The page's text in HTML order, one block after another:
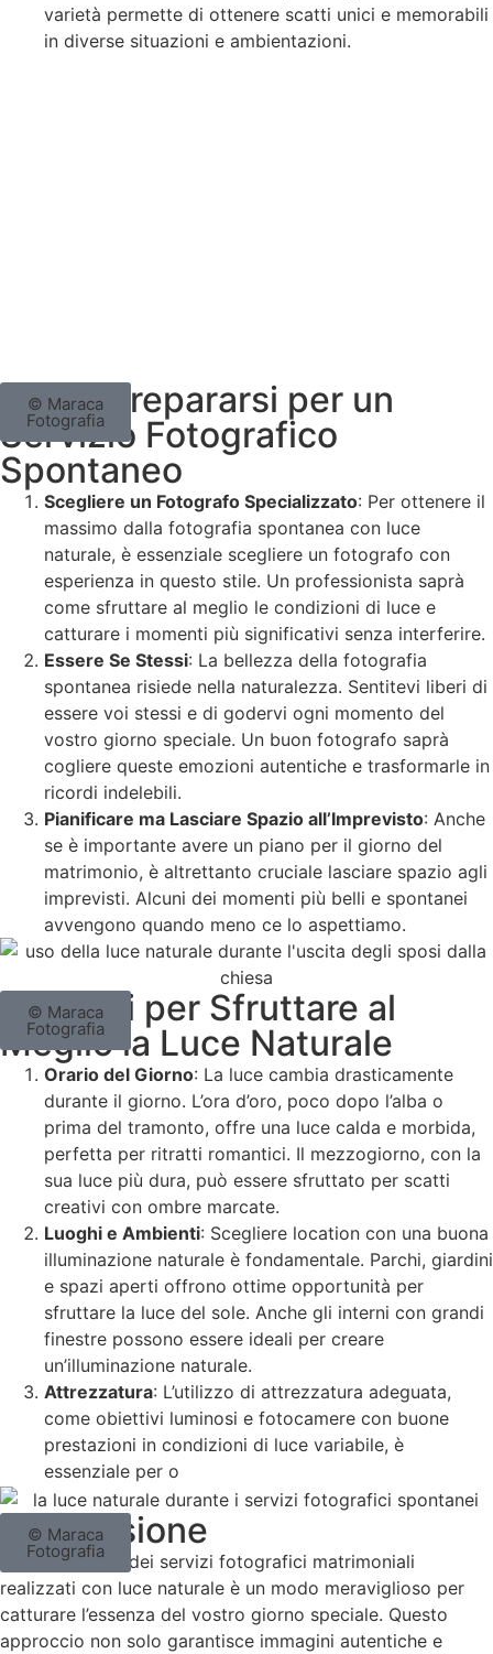
varietà permette di ottenere scatti unici e memorabili
in diverse situazioni e ambientazioni.
© Maraca
Fotografia
Come Prepararsi per un
Servizio Fotografico
Spontaneo
Scegliere un Fotografo Specializzato: Per ottenere il
massimo dalla fotografia spontanea con luce
naturale, è essenziale scegliere un fotografo con
esperienza in questo stile. Un professionista saprà
come sfruttare al meglio le condizioni di luce e
catturare i momenti più significativi senza interferire.
Essere Se Stessi: La bellezza della fotografia
spontanea risiede nella naturalezza. Sentitevi liberi di
essere voi stessi e di godervi ogni momento del
vostro giorno speciale. Un buon fotografo saprà
cogliere queste emozioni autentiche e trasformarle in
ricordi indelebili.
Pianificare ma Lasciare Spazio all’Imprevisto: Anche
se è importante avere un piano per il giorno del
matrimonio, è altrettanto cruciale lasciare spazio agli
imprevisti. Alcuni dei momenti più belli e spontanei
avvengono quando meno ce lo aspettiamo.
© Maraca
Fotografia
Consigli per Sfruttare al
Meglio la Luce Naturale
Orario del Giorno: La luce cambia drasticamente
durante il giorno. L’ora d’oro, poco dopo l’alba o
prima del tramonto, offre una luce calda e morbida,
perfetta per ritratti romantici. Il mezzogiorno, con la
sua luce più dura, può essere sfruttato per scatti
creativi con ombre marcate.
Luoghi e Ambienti: Scegliere location con una buona
illuminazione naturale è fondamentale. Parchi, giardini
e spazi aperti offrono ottime opportunità per
sfruttare la luce del sole. Anche gli interni con grandi
finestre possono essere ideali per creare
un’illuminazione naturale.
Attrezzatura: L’utilizzo di attrezzatura adeguata,
come obiettivi luminosi e fotocamere con buone
prestazioni in condizioni di luce variabile, è
essenziale per o
© Maraca
Fotografia
Conclusione
La spontaneità dei servizi fotografici matrimoniali
realizzati con luce naturale è un modo meraviglioso per
catturare l’essenza del vostro giorno speciale. Questo
approccio non solo garantisce immagini autentiche e